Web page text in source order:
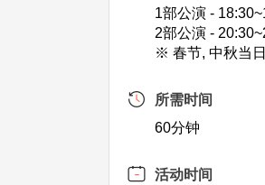
1部公演 -
2部公演 -
※ 春节, 中秋当
所需时间
60分钟
活动时间